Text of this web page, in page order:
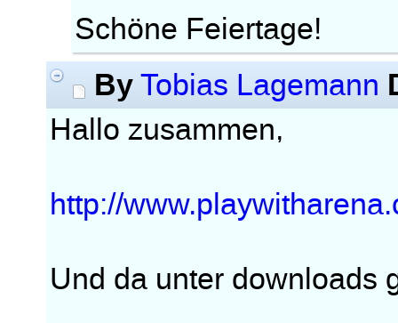
Schöne Feiertage!
By Tobias Lagemann
Hallo zusammen,
http://
Und da unter